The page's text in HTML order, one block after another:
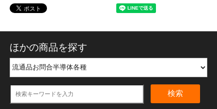
ほかの商品を探す
検索